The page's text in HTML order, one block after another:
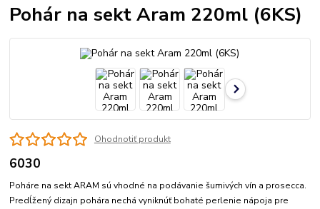
Pohár na sekt Aram 220ml (6KS)
Ohodnotiť produkt
6030
Poháre na sekt ARAM sú vhodné na podávanie šumivých vín a prosecca.
Predĺžený dizajn pohára nechá vyniknúť bohaté perlenie nápoja pre